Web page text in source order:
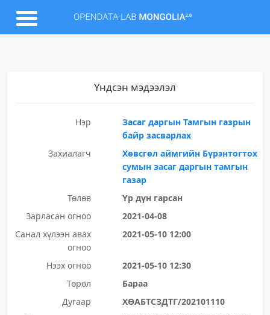
Үндсэн мэдээлэл
Нэр
Засаг даргын Тамгын газрын
байр засварлах
Захиалагч
Хөвсгөл аймгийн Бүрэнтогтох
сумын засаг даргын тамгын
газар
Төлөв
Үр дүн гарсан
Зарласан огноо
2021-04-08
Санал хүлээн авах
огноо
2021-05-10 12:00
Нээх огноо
2021-05-10 12:30
Төрөл
Бараа
Дугаар
ХӨАБТСЗДТГ/202101110